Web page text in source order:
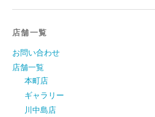
店舗一覧
お問い合わせ
店舗一覧
本町店
ギャラリー
川中島店